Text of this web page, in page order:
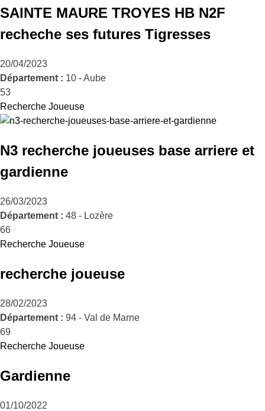
SAINTE MAURE TROYES HB N2F
recheche ses futures Tigresses
20/04/2023
Département : 10 - Aube
53
Recherche Joueuse
N3 recherche joueuses base arriere et
gardienne
26/03/2023
Département : 48 - Lozère
66
Recherche Joueuse
recherche joueuse
28/02/2023
Département : 94 - Val de Marne
69
Recherche Joueuse
Gardienne
01/10/2022